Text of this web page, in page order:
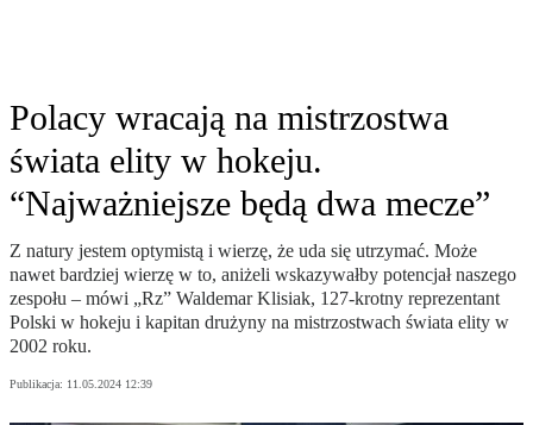
Polacy wracają na mistrzostwa
świata elity w hokeju.
“Najważniejsze będą dwa mecze”
Z natury jestem optymistą i wierzę, że uda się utrzymać. Może
nawet bardziej wierzę w to, aniżeli wskazywałby potencjał naszego
zespołu – mówi „Rz” Waldemar Klisiak, 127-krotny reprezentant
Polski w hokeju i kapitan drużyny na mistrzostwach świata elity w
2002 roku.
Publikacja: 11.05.2024 12:39